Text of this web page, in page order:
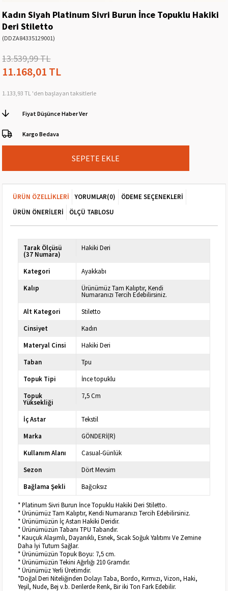
Kadın Siyah Platinum Sivri Burun İnce Topuklu Hakiki
Deri Stiletto
(DDZA84335129001)
13.539,99 TL
11.168,01 TL
1.133,93 TL 'den başlayan taksitlerle
Fiyat Düşünce Haber Ver
Kargo Bedava
ÜRÜN ÖZELLIKLERI YORUMLAR(0)
ÖDEME SEÇENEKLERI
ÜRÜN ÖNERILERI
ÖLÇÜ TABLOSU
Tarak Ölçüsü
(37 Numara)
Hakiki Deri
Kategori
Ayakkabı
Kalıp
Ürünümüz Tam Kalıptır, Kendi
Numaranızı Tercih Edebilirsiniz.
Alt Kategori
Stiletto
Cinsiyet
Kadın
Materyal Cinsi
Hakiki Deri
Taban
Tpu
Topuk Tipi
İnce topuklu
Topuk
Yüksekliği
7,5 Cm
İç Astar
Tekstil
Marka
GÖNDERİ(R)
Kullanım Alanı
Casual-Günlük
Sezon
Dört Mevsim
Bağlama Şekli
Bağcıksız
* Platinum Sivri Burun İnce Topuklu Hakiki Deri Stiletto.
* Ürünümüz Tam Kalıptır, Kendi Numaranızı Tercih Edebilirsiniz.
* Ürünümüzün İç Astarı Hakiki Deridir.
* Ürünümüzün Tabanı TPU Tabandır.
* Kauçuk Alaşımlı, Dayanıklı, Esnek, Sıcak Soğuk Yalıtımı Ve Zemine
Daha İyi Tutum Sağlar.
* Ürünümüzün Topuk Boyu: 7,5 cm.
* Ürünümüzün Tekini Ağırlığı 210 Gramdır.
* Ürünümüz Yerli Üretimdir.
*Doğal Deri Niteliğinden Dolayı Taba, Bordo, Kırmızı, Vizon, Haki,
Yeşil, Nude, Bej v.b. Derilerde Renk, Bir iki Ton Fark Edebilir.